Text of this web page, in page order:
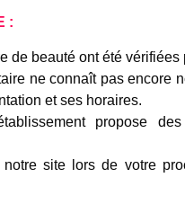
:
de beauté ont été vérifiées
ne connaît pas encore
et ses horaires.
propose
site lors de votre